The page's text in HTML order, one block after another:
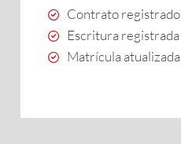
Contrato registrado
Escritura registrada
Matrícula atualizada